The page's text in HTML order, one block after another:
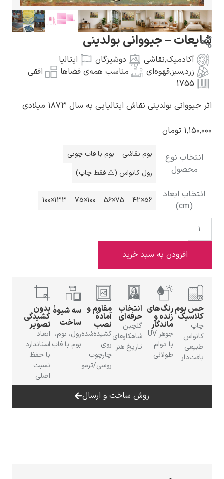
گوستاو کلیمت
کامی پیسارو
ادوارد هاپر
ادگار دگا
– جیووانی بولدینی
آکادمیک نقاشی دوشیزگان
ایتالیا
سبز,قهوه‌ای مناسب همه‌ی فضاها
افقی
1755
بولدینی نقاش ایتالیایی به سال ۱۸۷۳ میلادی
تومان
نوع
بوم نقاشی
بوم با قاب چوبی
رول کانواس (⚠️ فقط چاپ)
ابعاد
56×42
75×56
100×75
133×100
افزودن به سبد خرید
رنگ‌های
زنده و
ماندگار
با دوام
طولانی
انتخاب
حرفه‌ای
گلچین
شاهکارهای
تاریخ هنر
مقاوم و
آمادهٔ
نصب
کشیده‌شده
روی
چارچوب
روسی/ترمو
سه شیوهٔ
ساخت
رول، بوم،
بوم با قاب
بدون
کشیدگی
تصویر
ابعاد
استاندارد
روش ساخت و ارسال